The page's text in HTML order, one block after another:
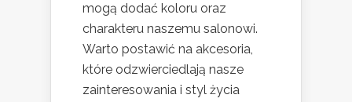
mogą dodać koloru oraz
charakteru naszemu salonowi.
Warto postawić na akcesoria,
które odzwierciedlają nasze
zainteresowania i styl życia